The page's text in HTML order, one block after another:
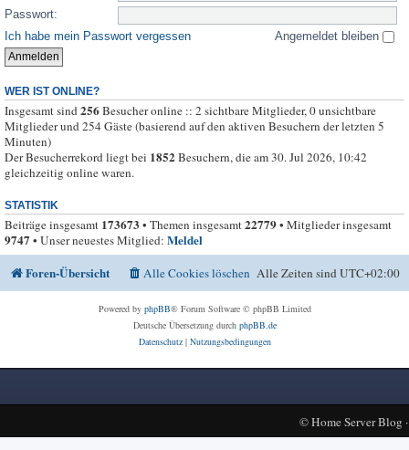
Passwort:
Ich habe mein Passwort vergessen
Angemeldet bleiben
WER IST ONLINE?
Insgesamt sind256Besucher online :: 2 sichtbare Mitglieder, 0 unsichtbare
Mitglieder und 254 Gäste (basierend auf den aktiven Besuchern der letzten 5
Minuten)
Der Besucherrekord liegt bei 1852Besuchern, die am 30. Jul 2026, 10:42
gleichzeitig online waren.
STATISTIK
Beiträge insgesamt 173673 • Themen insgesamt22779• Mitglieder insgesamt
9747• Unser neuestes Mitglied: Meldel
Foren-Übersicht
Alle Zeiten sindUTC+02:00
Alle Cookies löschen
Powered by phpBB® Forum Software © phpBB Limited
Deutsche Übersetzung durch phpBB.de
Datenschutz| Nutzungsbedingungen
©Home Server Blog